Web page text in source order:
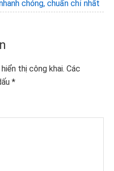
chóng, chuẩn chỉ nhất
thị công khai. Các
*